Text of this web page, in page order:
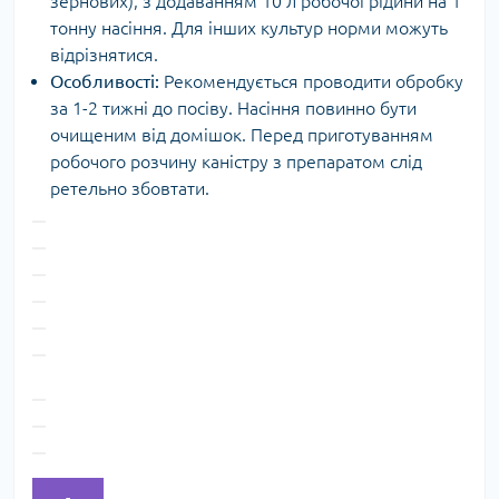
тонну насіння. Для інших культур норми можуть
відрізнятися.
Особливості: Рекомендується проводити обробку
за 1-2 тижні до посіву. Насіння повинно бути
очищеним від домішок. Перед приготуванням
робочого розчину каністру з препаратом слід
ретельно збовтати.